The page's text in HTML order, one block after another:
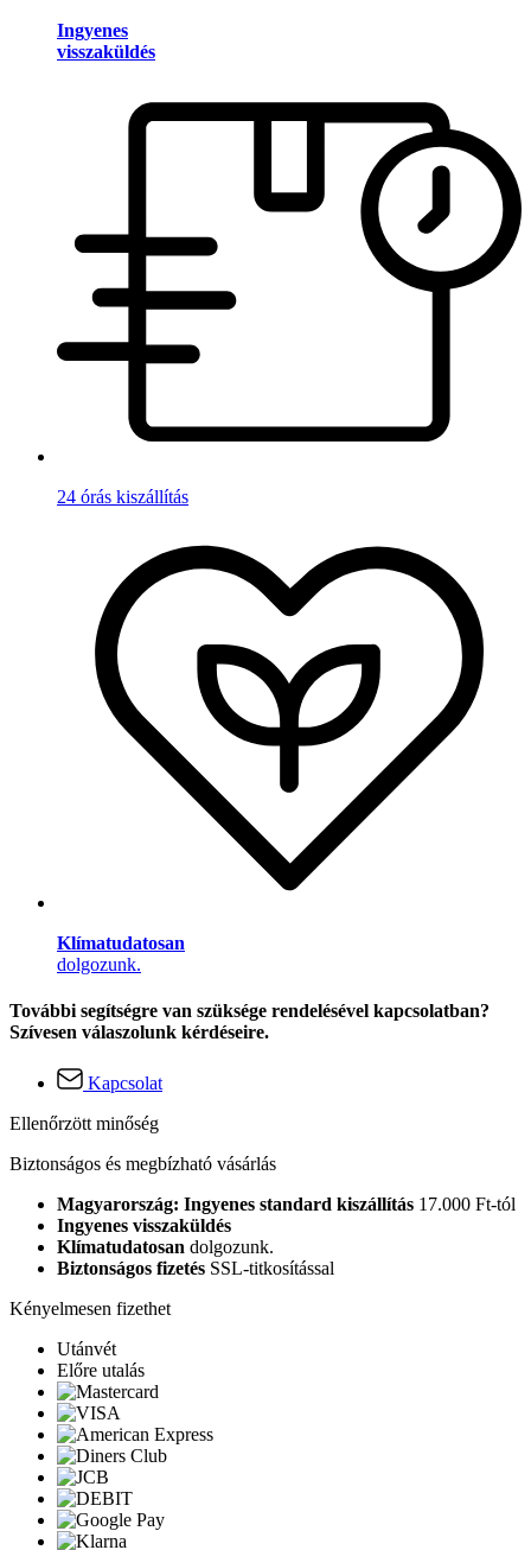
Ingyenes
visszaküldés
24 órás kiszállítás
Klímatudatosan
dolgozunk.
További segítségre van szüksége rendelésével kapcsolatban?
Szívesen válaszolunk kérdéseire.
Kapcsolat
Ellenőrzött minőség
Biztonságos és megbízható vásárlás
Magyarország: Ingyenes standard kiszállítás 17.000 Ft-tól
Ingyenes visszaküldés
Klímatudatosan dolgozunk.
Biztonságos fizetés SSL-titkosítással
Kényelmesen fizethet
Utánvét
Előre utalás